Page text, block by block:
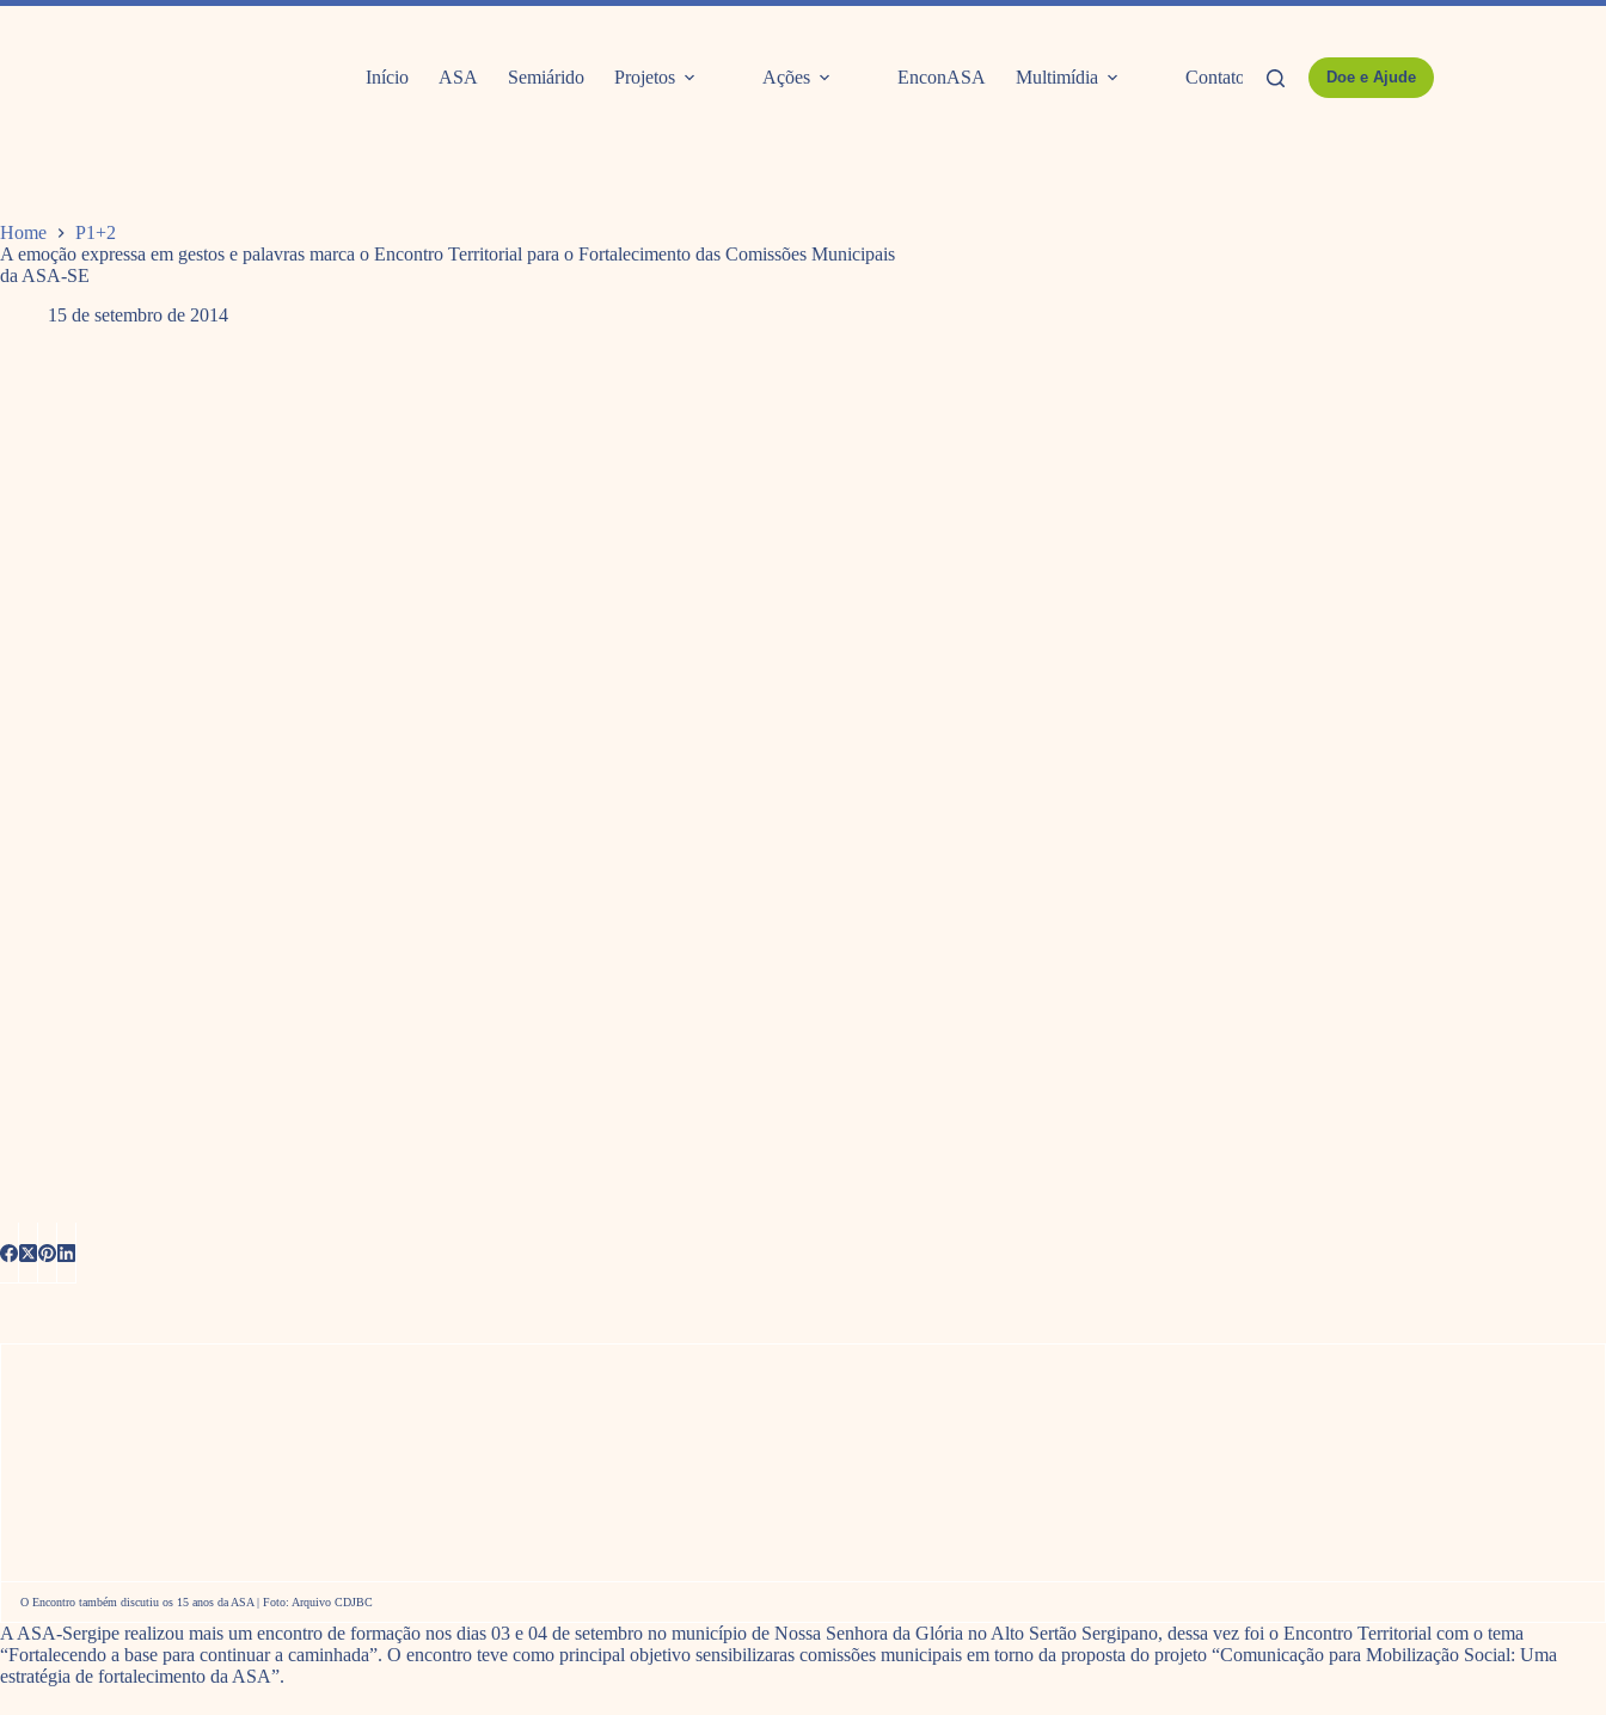
Pular
Início ASA Semiárido Projetos Ações EnconASA Multimídia Contato Doe e Ajude
Home
P1+2
A emoção expressa em gestos e palavras marca o Encontro Territorial para o Fortalecimento das Comissões Municipais
da ASA-SE
15 de setembro de 2014
O Encontro também discutiu os 15 anos da ASA | Foto: Arquivo CDJBC
A ASA-Sergipe realizou mais um encontro de formação nos dias 03 e 04 de setembro no município de Nossa Senhora da Glória no Alto Sertão Sergipano, dessa vez foi o Encontro Territorial com o tema
“Fortalecendo a base para continuar a caminhada”. O encontro teve como principal objetivo sensibilizaras comissões municipais em torno da proposta do projeto “Comunicação para Mobilização Social: Uma
estratégia de fortalecimento da ASA”.